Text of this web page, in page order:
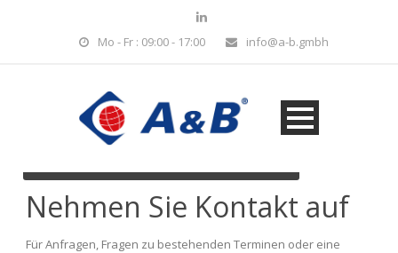
Mo - Fr : 09:00 - 17:00 info@a-b.gmbh
Immer wachsam.
Nehmen Sie Kontakt auf
Für Anfragen, Fragen zu bestehenden Terminen oder eine